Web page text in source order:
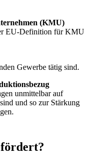
(KMU)
EU-Definition für KMU
Gewerbe tätig sind.
unmittelbar auf
und so zur Stärkung